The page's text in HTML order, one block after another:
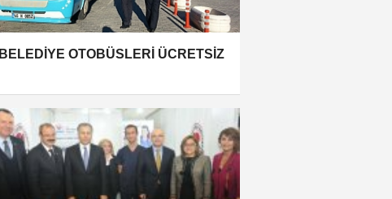
BELEDİYE OTOBÜSLERİ ÜCRETSİZ